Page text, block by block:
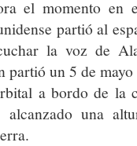
el momento
partió al
la voz de
partió un 5 de
a bordo de la
alcanzado una